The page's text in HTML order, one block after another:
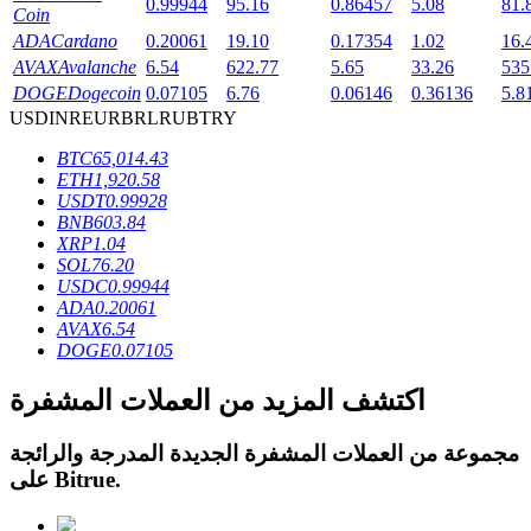
القروض
خدمة الاقتراض المدعومة بالعملات المشفرة
Coin
ADACardano 0.20061 19.10 0.17354 1.02
AVAXAvalanche 6.54 622.77 5.65 33.26
DOGEDogecoin 0.07105 6.76 0.06146 0.36136
USDINREURBRLRUBTRY
BTC65,014.43
ETH1,920.58
USDT0.99928
BNB603.84
XRP1.04
SOL76.20
USDC0.99944
ADA0.20061
AVAX6.54
DOGE0.07105
اكتشف المزيد من العملات المشفرة
مجموعة من العملات المشفرة الجديدة المدرجة والرائجة
Bitrue.